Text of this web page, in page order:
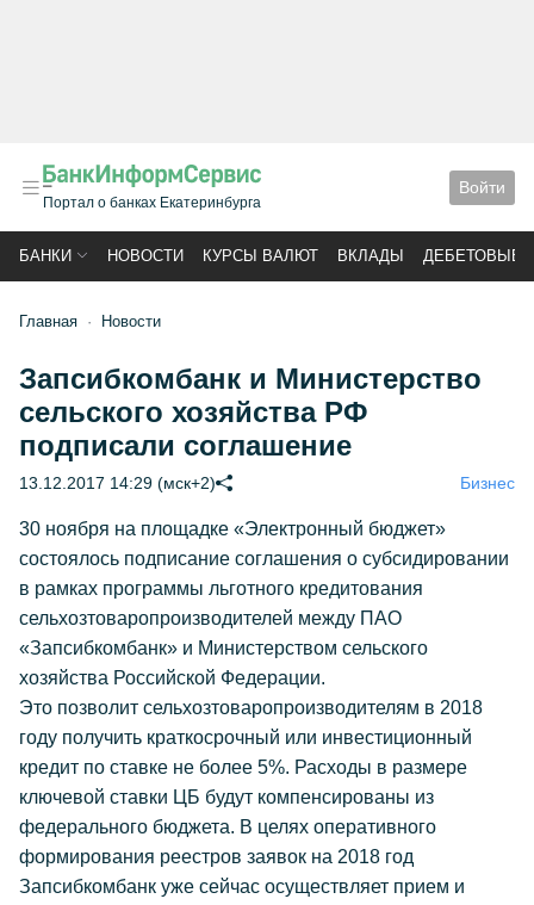
Портал о банках Екатеринбурга
Войти
БАНКИ НОВОСТИ КУРСЫ ВАЛЮТ ВКЛАДЫ ДЕБЕТОВЫЕ
Главная Новости
Запсибкомбанк и Министерство
сельского хозяйства РФ
подписали соглашение
13.12.2017 14:29 (мск+2) Бизнес
30 ноября на площадке «Электронный бюджет»
состоялось подписание соглашения о субсидировании
в рамках программы льготного кредитования
сельхозтоваропроизводителей между ПАО
«Запсибкомбанк» и Министерством сельского
хозяйства Российской Федерации.
Это позволит сельхозтоваропроизводителям в 2018
году получить краткосрочный или инвестиционный
кредит по ставке не более 5%. Расходы в размере
ключевой ставки ЦБ будут компенсированы из
федерального бюджета. В целях оперативного
формирования реестров заявок на 2018 год
Запсибкомбанк уже сейчас осуществляет прием и